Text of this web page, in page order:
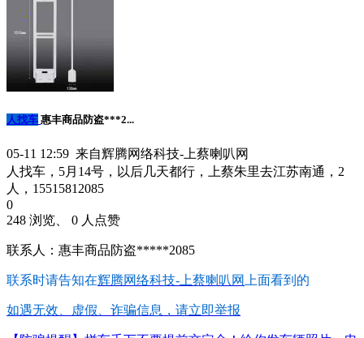
人找车 惠丰商品防盗***2...
05-11 12:59 来自辉腾网络科技-上蔡喇叭网
人找车，5月14号，以后几天都行，上蔡朱里去江苏南通，2
人，15515812085
0
248 浏览、 0 人点赞
联系人：惠丰商品防盗*****2085
联系时请告知在辉腾网络科技-上蔡喇叭网 上面看到的
如遇无效、虚假、诈骗信息，请立即举报